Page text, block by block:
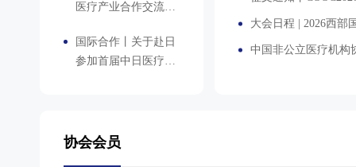
本医疗创新实践
医疗产业合作交流论
行
国际合作丨关于赴日
参加首届中日医疗产
协会会员